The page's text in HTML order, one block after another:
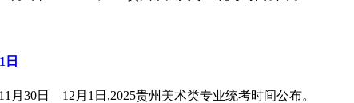
日
月30日—12月1日,2025贵州美术类专业统考时间公布。